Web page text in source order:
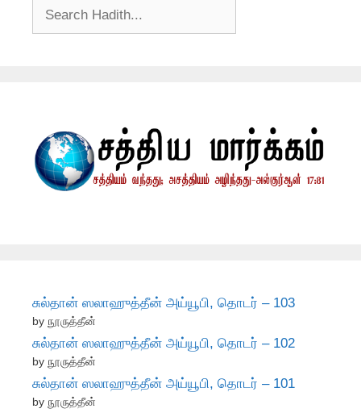
சுல்தான் ஸலாஹுத்தீன் அய்யூபி, தொடர் – 103
by நூருத்தீன்
சுல்தான் ஸலாஹுத்தீன் அய்யூபி, தொடர் – 102
by நூருத்தீன்
சுல்தான் ஸலாஹுத்தீன் அய்யூபி, தொடர் – 101
by நூருத்தீன்